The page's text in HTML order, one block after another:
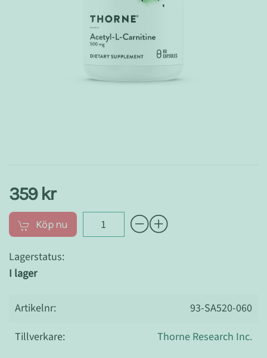
359 kr
Köp nu
Lagerstatus:
I lager
Artikelnr:
93-SA520-060
Tillverkare:
Thorne Research Inc.